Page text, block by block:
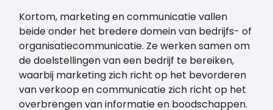
Kortom, marketing en communicatie vallen
beide onder het bredere domein van bedrijfs- of
organisatiecommunicatie. Ze werken samen om
de doelstellingen van een bedrijf te bereiken,
waarbij marketing zich richt op het bevorderen
van verkoop en communicatie zich richt op het
overbrengen van informatie en boodschappen.